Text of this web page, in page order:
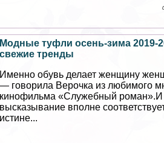
Модные туфли осень-зима 2019-
свежие тренды
Именно обувь делает женщину
— говорила Верочка из любимого
кинофильма «Служебный роман».И
высказывание вполне
истине...